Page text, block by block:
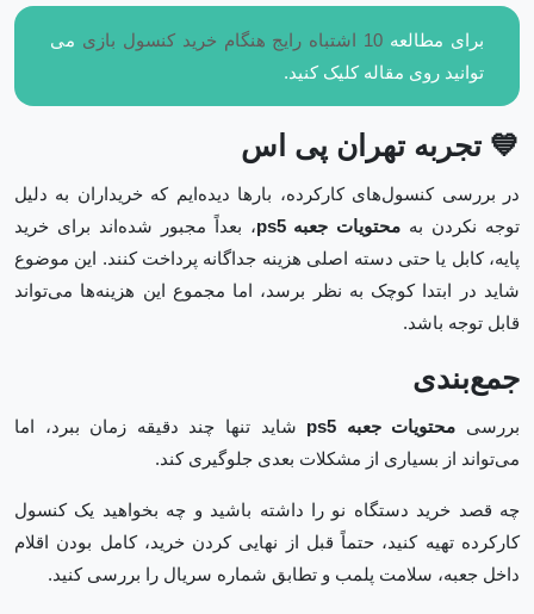
برای مطالعه 10 اشتباه رایج هنگام خرید کنسول بازی
می
توانید روی مقاله کلیک کنید.
💙 تجربه تهران پی اس
در بررسی کنسول‌های کارکرده، بارها دیده‌ایم که خریداران به دلیل
توجه نکردن به محتویات جعبه ps5
، بعداً مجبور شده‌اند برای خرید
پایه، کابل یا حتی دسته اصلی هزینه جداگانه پرداخت کنند. این موضوع
شاید در ابتدا کوچک به نظر برسد، اما مجموع این هزینه‌ها می‌تواند
قابل توجه باشد.
جمع‌بندی
بررسی محتویات جعبه ps5
شاید تنها چند دقیقه زمان ببرد، اما
می‌تواند از بسیاری از مشکلات بعدی جلوگیری کند.
چه قصد خرید دستگاه نو را داشته باشید و چه بخواهید یک کنسول
کارکرده تهیه کنید، حتماً قبل از نهایی کردن خرید، کامل بودن اقلام
داخل جعبه، سلامت پلمب و تطابق شماره سریال را بررسی کنید.